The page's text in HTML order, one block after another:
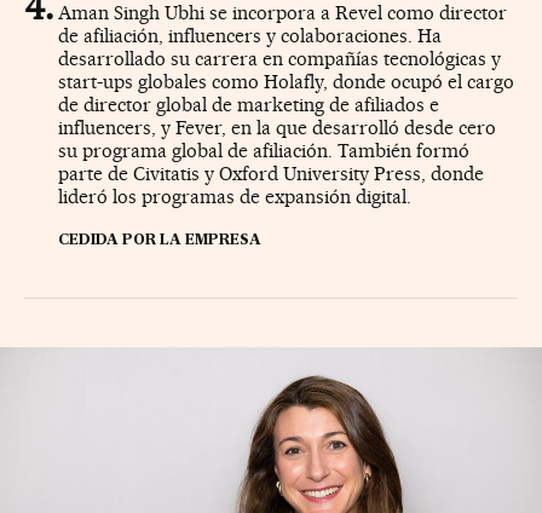
Aman Singh Ubhi se incorpora a Revel como director
de afiliación, influencers y colaboraciones. Ha
desarrollado su carrera en compañías tecnológicas y
start-ups globales como Holafly, donde ocupó el cargo
de director global de marketing de afiliados e
influencers, y Fever, en la que desarrolló desde cero
su programa global de afiliación. También formó
parte de Civitatis y Oxford University Press, donde
lideró los programas de expansión digital.
CEDIDA POR LA EMPRESA